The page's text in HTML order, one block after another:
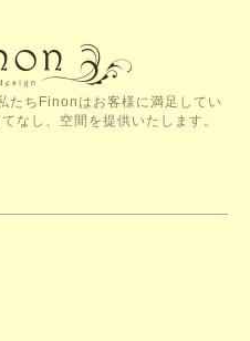
ちFinonはお客様に満足してい
なし、空間を提供いたします。